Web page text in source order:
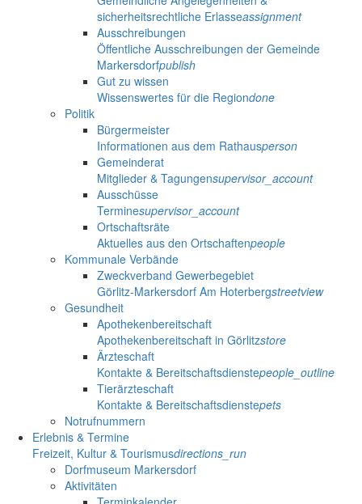
sicherheitsrechtliche Erlasseassignment
Ausschreibungen
Öffentliche Ausschreibungen der Gemeinde
Markersdorfpublish
Gut zu wissen
Wissenswertes für die Regiondone
Politik
Bürgermeister
Informationen aus dem Rathausperson
Gemeinderat
Mitglieder & Tagungensupervisor_account
Ausschüsse
Terminesupervisor_account
Ortschaftsräte
Aktuelles aus den Ortschaftenpeople
Kommunale Verbände
Zweckverband Gewerbegebiet
Görlitz-Markersdorf Am Hoterbergstreetview
Gesundheit
Apothekenbereitschaft
Apothekenbereitschaft in Görlitzstore
Ärzteschaft
Kontakte & Bereitschaftsdienstepeople_outline
Tierärzteschaft
Kontakte & Bereitschaftsdienstepets
Notrufnummern
Erlebnis & Termine
Freizeit, Kultur & Tourismusdirections_run
Dorfmuseum Markersdorf
Aktivitäten